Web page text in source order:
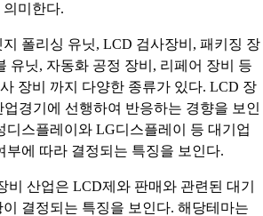
미한다.
폴리싱 유닛, LCD 검사장비, 패키징 장
유닛, 자동화 공정 장비, 리페어 장비 등
장비 까지 다양한 종류가 있다. LCD 장
경기에 선행하여 반응하는 경향을 보인
디스플레이와 LG디스플레이 등 대기업
부에 따라 결정되는 특징을 보인다.
비 산업은 LCD제와 판매와 관련된 대기
결정되는 특징을 보인다. 해당테마는